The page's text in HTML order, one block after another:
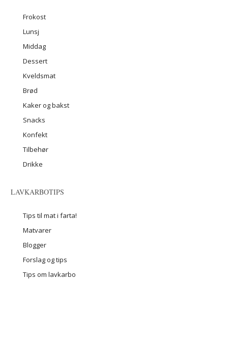
Frokost
Lunsj
Middag
Dessert
Kveldsmat
Brød
Kaker og bakst
Snacks
Konfekt
Tilbehør
Drikke
LAVKARBOTIPS
Tips til mat i farta!
Matvarer
Blogger
Forslag og tips
Tips om lavkarbo